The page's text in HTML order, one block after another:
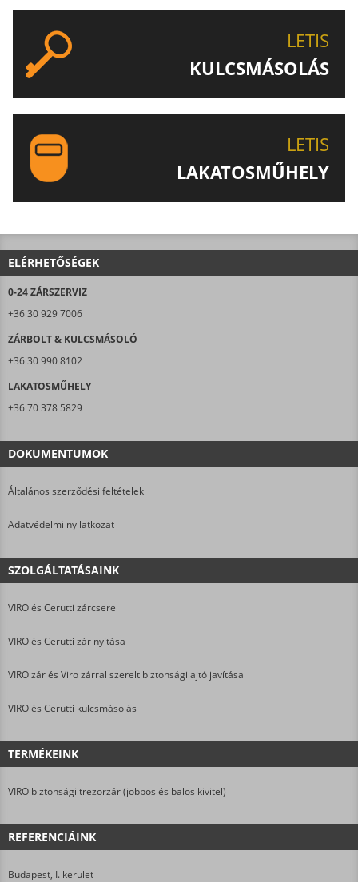
LETIS
KULCSMÁSOLÁS
LETIS
LAKATOSMŰHELY
ELÉRHETŐSÉGEK
0-24 ZÁRSZERVIZ
+36 30 929 7006
ZÁRBOLT & KULCSMÁSOLÓ
+36 30 990 8102
LAKATOSMŰHELY
+36 70 378 5829
DOKUMENTUMOK
Általános szerződési feltételek
Adatvédelmi nyilatkozat
SZOLGÁLTATÁSAINK
VIRO és Cerutti zárcsere
VIRO és Cerutti zár nyitása
VIRO zár és Viro zárral szerelt biztonsági ajtó javítása
VIRO és Cerutti kulcsmásolás
TERMÉKEINK
VIRO biztonsági trezorzár (jobbos és balos kivitel)
REFERENCIÁINK
Budapest, I. kerület